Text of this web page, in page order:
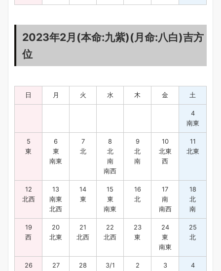
2023年2月(本命:九紫)(月命:八白)吉方
位
日 月 火 水 木 金 土
4
南東
5
東
6
東
南東
7
北
8
北
南
南西
9
北
南
10
北東
西
11
北東
12
北西
13
南東
北西
14
東
15
東
南東
16
北
17
南
南西
18
北
南
19
西
20
北東
21
北西
22
北西
23
東
24
東
南東
25
北
26
27
28
3/1
2
3
4